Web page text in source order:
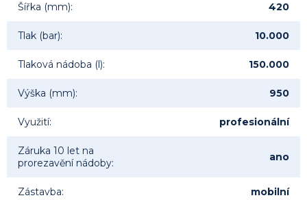
Šířka (mm): 420
Tlak (bar): 10.000
Tlaková nádoba (l): 150.000
Výška (mm): 950
Využití: profesionální
Záruka 10 let na
prorezavění nádoby: ano
Zástavba: mobilní